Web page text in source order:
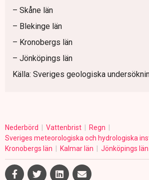
– Skåne län
– Blekinge län
– Kronobergs län
– Jönköpings län
Källa: Sveriges geologiska
Nederbörd Vattenbrist
Regn
Sveriges meteorologiska och hydrologiska
Kronobergs län
Kalmar län Jönköpings län